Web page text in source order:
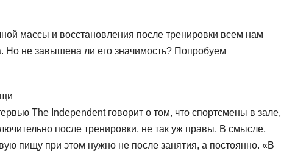
массы и восстановления после тренировки всем нам
Но не завышена ли его значимость? Попробуем
The Independent говорит о том, что спортсмены в зале,
после тренировки, не так уж правы. В смысле,
пищу при этом нужно не после занятия, а постоянно. «В